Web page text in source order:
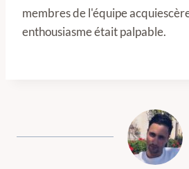
membres de l'équipe
enthousiasme était palpable.